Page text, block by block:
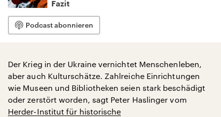
Fazit
Podcast abonnieren
Der Krieg in der Ukraine vernichtet Menschenleben,
aber auch Kulturschätze. Zahlreiche Einrichtungen
wie Museen und Bibliotheken seien stark beschädigt
oder zerstört worden, sagt Peter Haslinger vom
Herder-Institut für historische